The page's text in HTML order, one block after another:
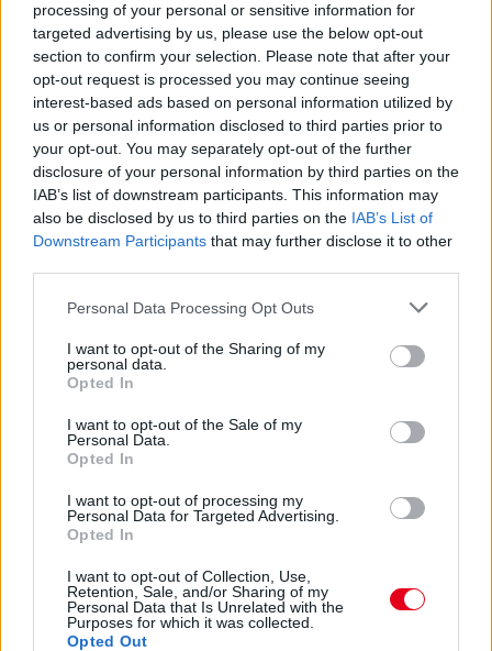
processing of your personal or sensitive information for
targeted advertising by us, please use the below opt-out
section to confirm your selection. Please note that after your
opt-out request is processed you may continue seeing
interest-based ads based on personal information utilized by
us or personal information disclosed to third parties prior to
your opt-out. You may separately opt-out of the further
disclosure of your personal information by third parties on the
IAB’s list of downstream participants. This information may
also be disclosed by us to third parties on the IAB’s List of
Downstream Participants that may further disclose it to other
Please note that this website/app uses one or more Google
not limited to your visit or usage behaviour. You may click to
grant or deny consent to Google and its third-party tags to
use your data for below specified purposes in below Google
consent section.
Personal Data Processing Opt Outs
I want to opt-out of the Sharing of my
personal data.
Opted In
I want to opt-out of the Sale of my
Personal Data.
Opted In
I want to opt-out of processing my
Personal Data for Targeted Advertising.
Opted In
I want to opt-out of Collection, Use,
Retention, Sale, and/or Sharing of my
Personal Data that Is Unrelated with the
Purposes for which it was collected.
Opted Out
2 napja
Newey biztos benne, hogy Alonso marad az Aston
Martinnál
3 napja
Lassuló fejlesztési ütemre számít a Red Bull